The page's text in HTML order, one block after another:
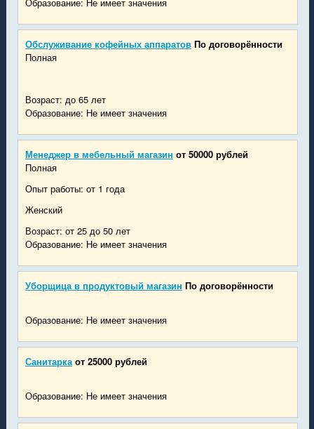
Обслуживание кофейных аппаратов По договорённости
Полная
Возраст: до 65 лет
Образование: Не имеет значения
Менеджер в мебельный магазин от 50000 рублей
Полная
Опыт работы: от 1 года
Женский
Возраст: от 25 до 50 лет
Образование: Не имеет значения
Уборщица в продуктовый магазин По договорённости
Образование: Не имеет значения
Санитарка от 25000 рублей
Образование: Не имеет значения